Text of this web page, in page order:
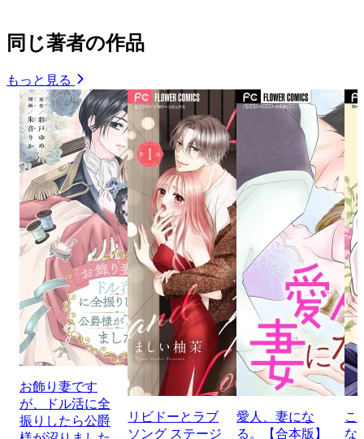
同じ著者の作品
もっと見る
お飾り妻です
が、ドル活に全
振りしたら公爵
リビドーとラブ
ソング ステージ
愛人、妻にな
る。【合本版】
こ
な